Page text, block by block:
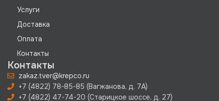
Услуги
Доставка
Оплата
Контакты
Контакты
zakaz.tver@krepco.ru
+7 (4822) 78-85-85 (Вагжанова, д. 7А)
+7 (4822) 47-74-20 (Старицкое шоссе, д. 27)